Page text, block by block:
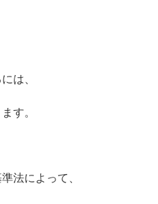
は、
す。
法によって、